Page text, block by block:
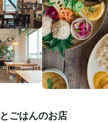
ごはんのお店